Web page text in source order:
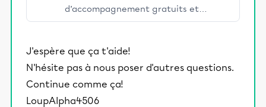
d’accompagnement gratuits et
stimulants, Alloprof engage les élèves
éducative.
J'espère que ça t'aide!
N'hésite pas à nous poser d'autres questions.
Continue comme ça!
LoupAlpha4506